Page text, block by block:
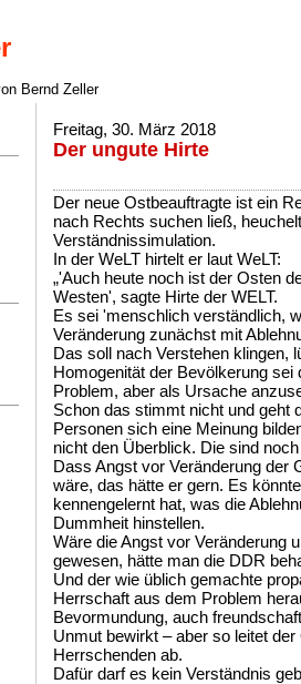
Bernd Zeller
Freitag, 30. März 2018
Der ungute Hirte
Der neue Ostbeauftragte ist ein
nach Rechts suchen ließ,
Verständnissimulation.
In der WeLT hirtelt er laut WeLT:
„'Auch heute noch ist der Osten
Westen', sagte Hirte der WELT.
Es sei 'menschlich verständlich,
Veränderung zunächst mit
Das soll nach Verstehen klingen,
Homogenität der Bevölkerung
Problem, aber als Ursache
Schon das stimmt nicht und geht
Personen sich eine Meinung
nicht den Überblick. Die sind
Dass Angst vor Veränderung der
wäre, das hätte er gern. Es
kennengelernt hat, was die
Dummheit hinstellen.
Wäre die Angst vor Veränderung
gewesen, hätte man die DDR
Und der wie üblich gemachte
Herrschaft aus dem Problem
Bevormundung, auch
Unmut bewirkt – aber so leitet
Herrschenden ab.
Dafür darf es kein Verständnis